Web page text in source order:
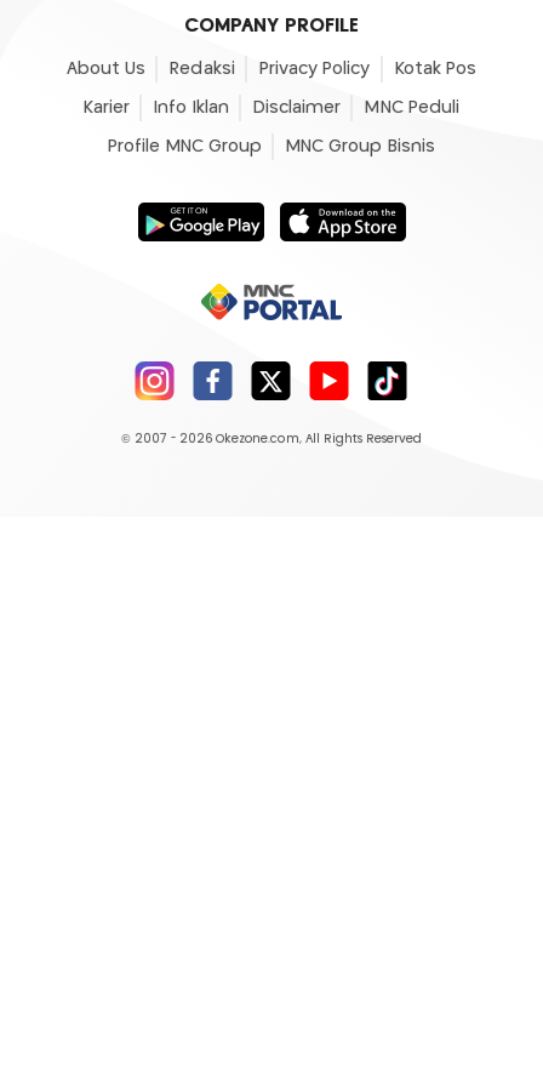
COMPANY PROFILE
About Us Redaksi Privacy Policy Kotak Pos
Karier Info Iklan Disclaimer MNC Peduli
Profile MNC Group MNC Group Bisnis
© 2007 - 2026 Okezone.com, All Rights Reserved